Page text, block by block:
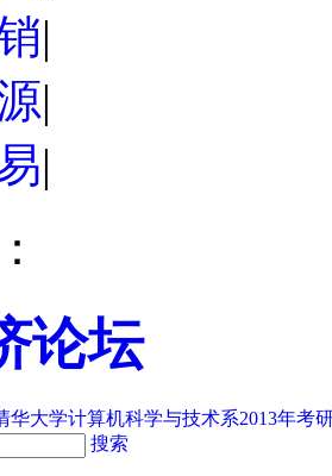
|
|
|
论坛
华大学计算机科学与技术系2013年考
搜索